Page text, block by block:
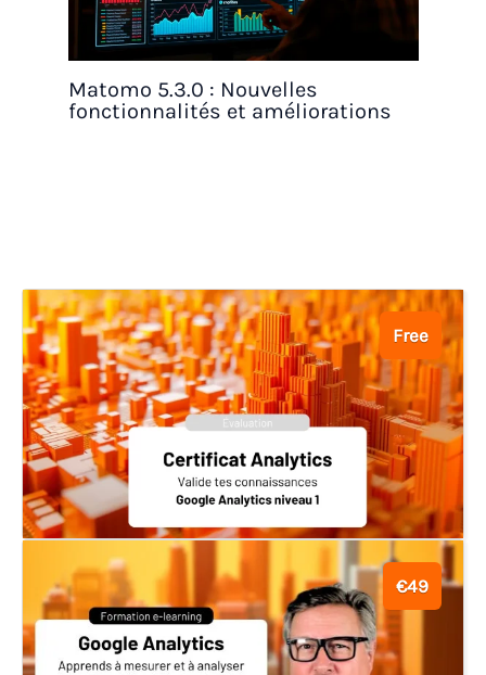
Matomo 5.3.0 : Nouvelles
fonctionnalités et améliorations
Free
€49